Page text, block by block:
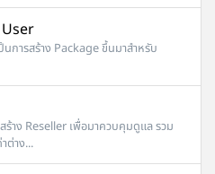
การสร้าง Package ขึ้นมาสำหรับ
าง Reseller เพื่อมาควบคุมดูแล รวม
ต่าง...